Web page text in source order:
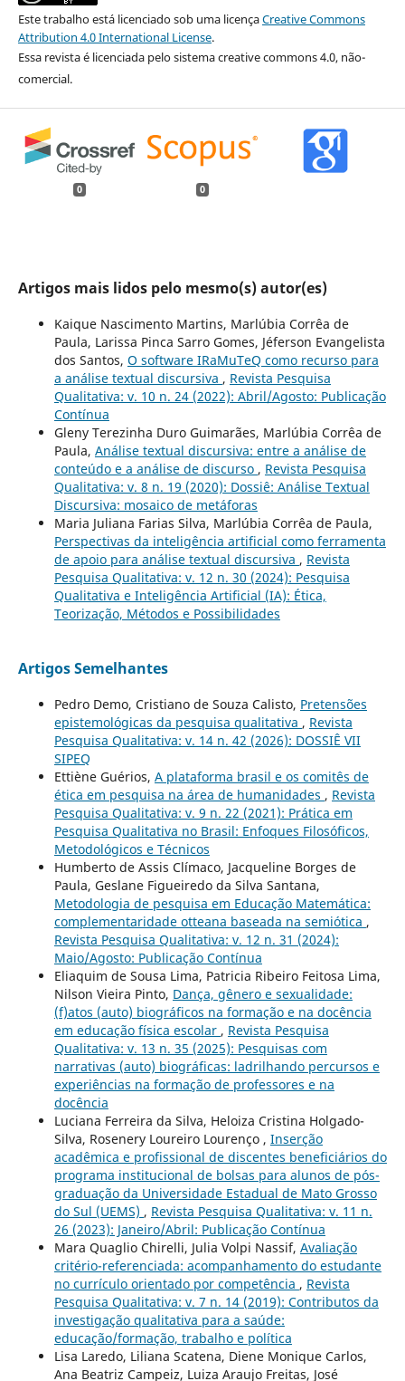
Este trabalho está licenciado sob uma licençaCreative Commons
Attribution 4.0 International License.
Essa revista é licenciada pelo sistema creative commons 4.0, não-
comercial.
0 0
Artigos mais lidos pelo mesmo(s) autor(es)
Kaique Nascimento Martins, Marlúbia Corrêa de
Paula, Larissa Pinca Sarro Gomes, Jéferson Evangelista
dos Santos, O software IRaMuTeQ como recurso para
a análise textual discursiva , Revista Pesquisa
Qualitativa: v. 10 n. 24 (2022): Abril/Agosto: Publicação
Contínua
Gleny Terezinha Duro Guimarães, Marlúbia Corrêa de
Paula, Análise textual discursiva: entre a análise de
conteúdo e a análise de discurso , Revista Pesquisa
Qualitativa: v. 8 n. 19 (2020): Dossiê: Análise Textual
Discursiva: mosaico de metáforas
Maria Juliana Farias Silva, Marlúbia Corrêa de Paula,
Perspectivas da inteligência artificial como ferramenta
de apoio para análise textual discursiva , Revista
Pesquisa Qualitativa: v. 12 n. 30 (2024): Pesquisa
Qualitativa e Inteligência Artificial (IA): Ética,
Teorização, Métodos e Possibilidades
Artigos Semelhantes
Pedro Demo, Cristiano de Souza Calisto, Pretensões
epistemológicas da pesquisa qualitativa , Revista
Pesquisa Qualitativa: v. 14 n. 42 (2026): DOSSIÊ VII
SIPEQ
Ettiène Guérios, A plataforma brasil e os comitês de
ética em pesquisa na área de humanidades , Revista
Pesquisa Qualitativa: v. 9 n. 22 (2021): Prática em
Pesquisa Qualitativa no Brasil: Enfoques Filosóficos,
Metodológicos e Técnicos
Humberto de Assis Clímaco, Jacqueline Borges de
Paula, Geslane Figueiredo da Silva Santana,
Metodologia de pesquisa em Educação Matemática:
complementaridade otteana baseada na semiótica ,
Revista Pesquisa Qualitativa: v. 12 n. 31 (2024):
Maio/Agosto: Publicação Contínua
Eliaquim de Sousa Lima, Patricia Ribeiro Feitosa Lima,
Nilson Vieira Pinto, Dança, gênero e sexualidade:
(f)atos (auto) biográficos na formação e na docência
em educação física escolar , Revista Pesquisa
Qualitativa: v. 13 n. 35 (2025): Pesquisas com
narrativas (auto) biográficas: ladrilhando percursos e
experiências na formação de professores e na
docência
Luciana Ferreira da Silva, Heloiza Cristina Holgado-
Silva, Rosenery Loureiro Lourenço , Inserção
acadêmica e profissional de discentes beneficiários do
programa institucional de bolsas para alunos de pós-
graduação da Universidade Estadual de Mato Grosso
do Sul (UEMS) , Revista Pesquisa Qualitativa: v. 11 n.
26 (2023): Janeiro/Abril: Publicação Contínua
Mara Quaglio Chirelli, Julia Volpi Nassif, Avaliação
critério-referenciada: acompanhamento do estudante
no currículo orientado por competência , Revista
Pesquisa Qualitativa: v. 7 n. 14 (2019): Contributos da
investigação qualitativa para a saúde:
educação/formação, trabalho e política
Lisa Laredo, Liliana Scatena, Diene Monique Carlos,
Ana Beatriz Campeiz, Luiza Araujo Freitas, José